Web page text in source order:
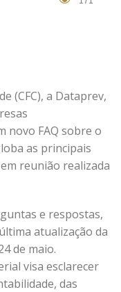
(CFC), a Dataprev,
novo FAQ sobre o
as principais
reunião realizada
e respostas,
atualização da
de maio.
visa esclarecer
das